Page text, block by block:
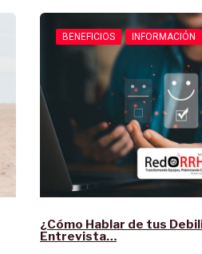
BENEFICIOS INFORMACIÓN
¿Cómo Hablar de tus
Entrevista…